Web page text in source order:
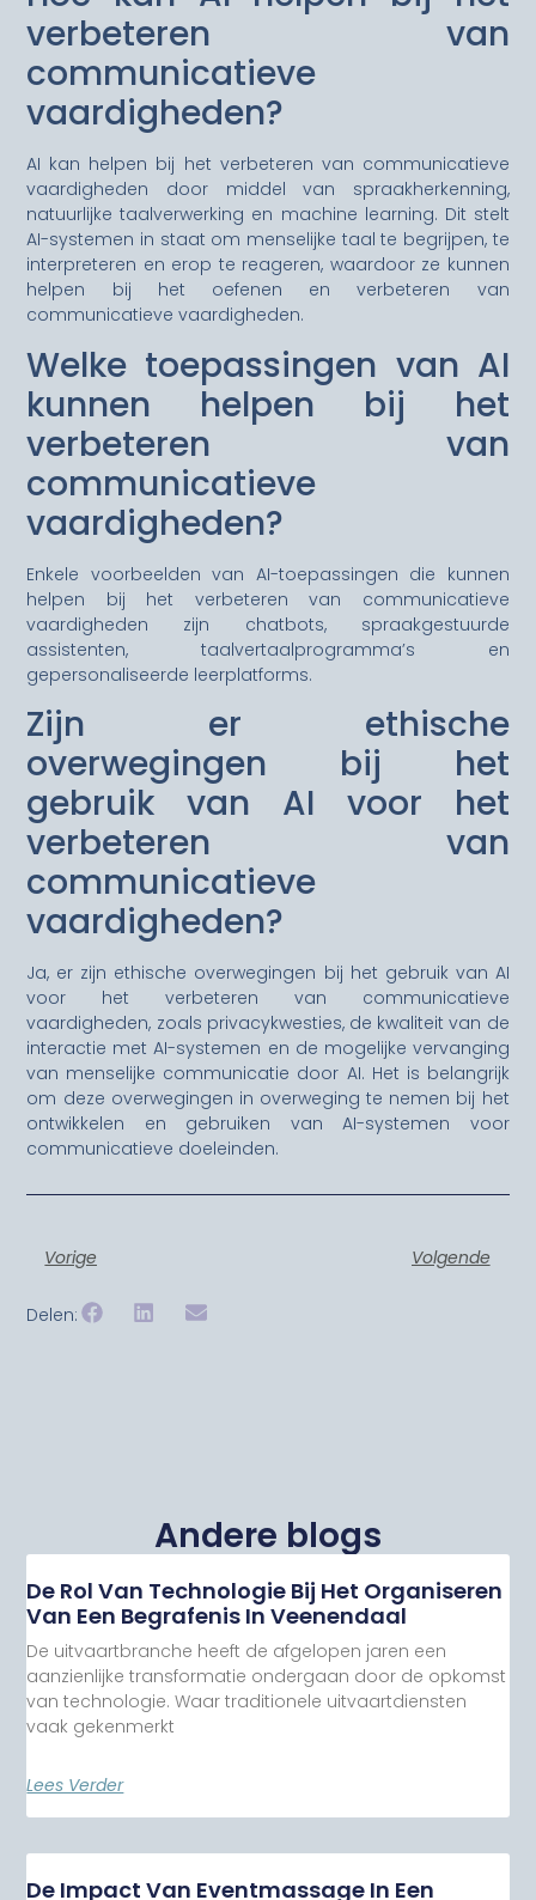
verbeteren van
communicatieve
vaardigheden?
AI kan helpen bij het verbeteren van communicatieve
vaardigheden door middel van spraakherkenning,
natuurlijke taalverwerking en machine learning. Dit stelt
AI-systemen in staat om menselijke taal te begrijpen, te
interpreteren en erop te reageren, waardoor ze kunnen
helpen bij het oefenen en verbeteren van
communicatieve vaardigheden.
Welke toepassingen van AI
kunnen helpen bij het
verbeteren van
communicatieve
vaardigheden?
Enkele voorbeelden van AI-toepassingen die kunnen
helpen bij het verbeteren van communicatieve
vaardigheden zijn chatbots, spraakgestuurde
assistenten, taalvertaalprogramma’s en
gepersonaliseerde leerplatforms.
Zijn er ethische
overwegingen bij het
gebruik van AI voor het
verbeteren van
communicatieve
vaardigheden?
Ja, er zijn ethische overwegingen bij het gebruik van AI
voor het verbeteren van communicatieve
vaardigheden, zoals privacykwesties, de kwaliteit van de
interactie met AI-systemen en de mogelijke vervanging
van menselijke communicatie door AI. Het is belangrijk
om deze overwegingen in overweging te nemen bij het
ontwikkelen en gebruiken van AI-systemen voor
communicatieve doeleinden.
Vorige Volgende
Delen:
Andere blogs
De Rol Van Technologie Bij Het Organiseren
Van Een Begrafenis In Veenendaal
De uitvaartbranche heeft de afgelopen jaren een
aanzienlijke transformatie ondergaan door de opkomst
van technologie. Waar traditionele uitvaartdiensten
vaak gekenmerkt
Lees Verder
De Impact Van Eventmassage In Een